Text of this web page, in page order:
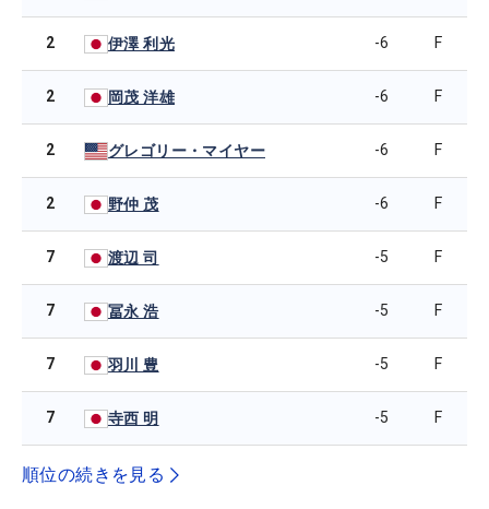
2 伊澤 利光 -6 F
2 岡茂 洋雄 -6 F
2 グレゴリー・マイヤー -6 F
2 野仲 茂 -6 F
7 渡辺 司 -5 F
7 冨永 浩 -5 F
7 羽川 豊 -5 F
7 寺西 明 -5 F
順位の続きを見る